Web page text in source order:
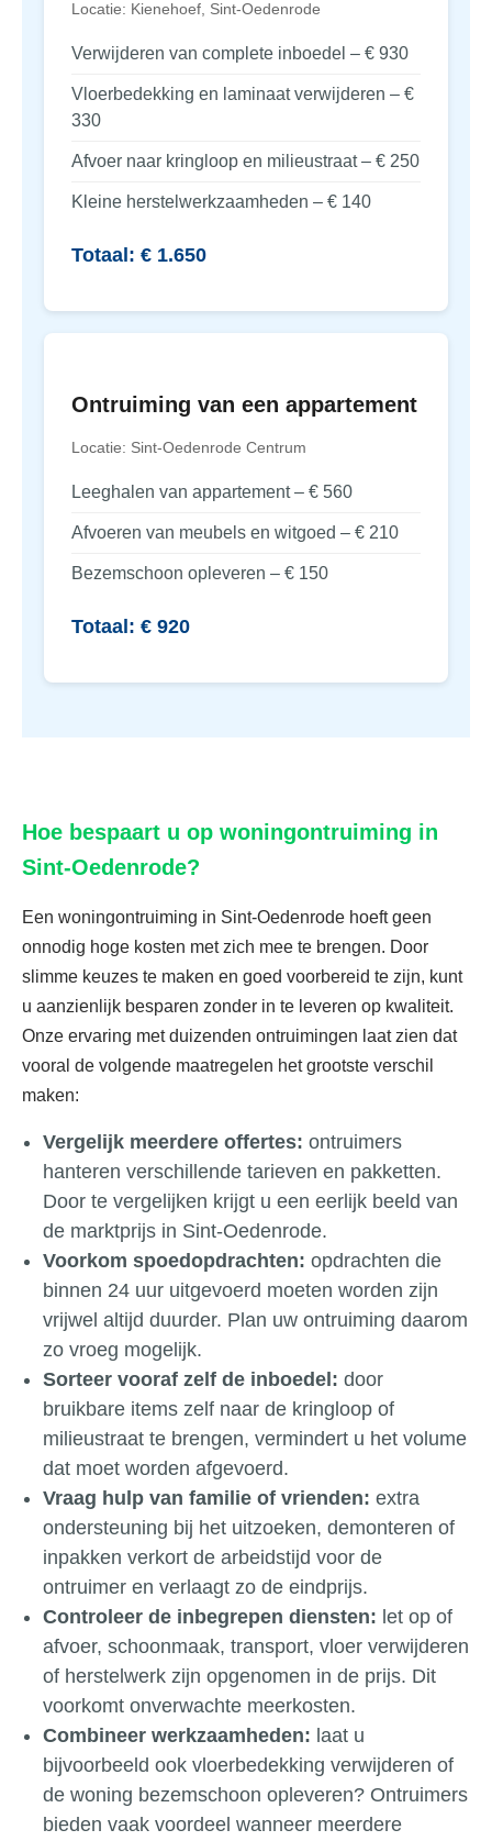
Locatie: Kienehoef, Sint-Oedenrode
Verwijderen van complete inboedel – € 930
Vloerbedekking en laminaat verwijderen – €
330
Afvoer naar kringloop en milieustraat – € 250
Kleine herstelwerkzaamheden – € 140
Totaal: € 1.650
Ontruiming van een appartement
Locatie: Sint-Oedenrode Centrum
Leeghalen van appartement – € 560
Afvoeren van meubels en witgoed – € 210
Bezemschoon opleveren – € 150
Totaal: € 920
Hoe bespaart u op woningontruiming in
Sint-Oedenrode?
Een woningontruiming in Sint-Oedenrode hoeft geen
onnodig hoge kosten met zich mee te brengen. Door
slimme keuzes te maken en goed voorbereid te zijn, kunt
u aanzienlijk besparen zonder in te leveren op kwaliteit.
Onze ervaring met duizenden ontruimingen laat zien dat
vooral de volgende maatregelen het grootste verschil
maken:
Vergelijk meerdere offertes: ontruimers
hanteren verschillende tarieven en pakketten.
Door te vergelijken krijgt u een eerlijk beeld van
de marktprijs in Sint-Oedenrode.
Voorkom spoedopdrachten: opdrachten die
binnen 24 uur uitgevoerd moeten worden zijn
vrijwel altijd duurder. Plan uw ontruiming daarom
zo vroeg mogelijk.
Sorteer vooraf zelf de inboedel: door
bruikbare items zelf naar de kringloop of
milieustraat te brengen, vermindert u het volume
dat moet worden afgevoerd.
Vraag hulp van familie of vrienden: extra
ondersteuning bij het uitzoeken, demonteren of
inpakken verkort de arbeidstijd voor de
ontruimer en verlaagt zo de eindprijs.
Controleer de inbegrepen diensten: let op of
afvoer, schoonmaak, transport, vloer verwijderen
of herstelwerk zijn opgenomen in de prijs. Dit
voorkomt onverwachte meerkosten.
Combineer werkzaamheden: laat u
bijvoorbeeld ook vloerbedekking verwijderen of
de woning bezemschoon opleveren? Ontruimers
bieden vaak voordeel wanneer meerdere